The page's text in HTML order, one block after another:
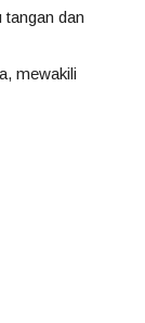
tangan dan
mewakili